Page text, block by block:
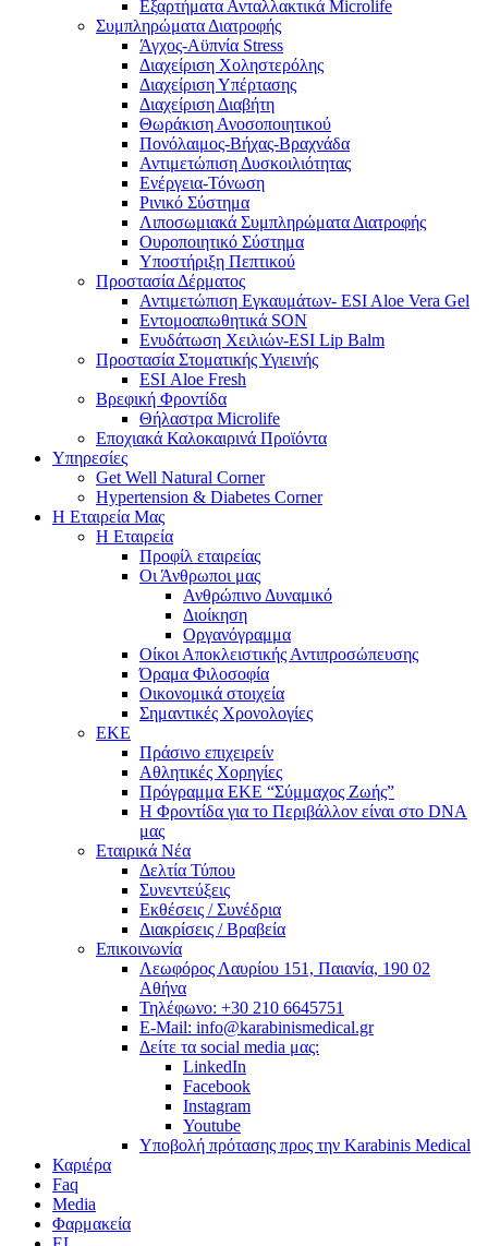
Εξαρτήματα Ανταλλακτικά Microlife
Συμπληρώματα Διατροφής
Άγχος-Αϋπνία Stress
Διαχείριση Χοληστερόλης
Διαχείριση Υπέρτασης
Διαχείριση Διαβήτη
Θωράκιση Ανοσοποιητικού
Πονόλαιμος-Βήχας-Βραχνάδα
Αντιμετώπιση Δυσκοιλιότητας
Eνέργεια-Τόνωση
Ρινικό Σύστημα
Λιποσωμιακά Συμπληρώματα Διατροφής
Ουροποιητικό Σύστημα
Υποστήριξη Πεπτικού
Προστασία Δέρματος
Αντιμετώπιση Εγκαυμάτων- ESI Aloe Vera Gel
Εντομοαπωθητικά SON
Ενυδάτωση Χειλιών-ESI Lip Balm
Προστασία Στοματικής Υγιεινής
ESI Αloe Fresh
Βρεφική Φροντίδα
Θήλαστρα Microlife
Εποχιακά Καλοκαιρινά Προϊόντα
Υπηρεσίες
Get Well Natural Corner
Hypertension & Diabetes Corner
Η Εταιρεία Μας
Η Εταιρεία
Προφίλ εταιρείας
Οι Άνθρωποι μας
Ανθρώπινο Δυναμικό
Διοίκηση
Οργανόγραμμα
Οίκοι Αποκλειστικής Αντιπροσώπευσης
Όραμα Φιλοσοφία
Οικονομικά στοιχεία
Σημαντικές Χρονολογίες
ΕΚΕ
Πράσινο επιχειρείν
Αθλητικές Χορηγίες
Πρόγραμμα ΕΚΕ “Σύμμαχος Ζωής”
Η Φροντίδα για το Περιβάλλον είναι στο DNA
μας
Εταιρικά Νέα
Δελτία Τύπου
Συνεντεύξεις
Εκθέσεις / Συνέδρια
Διακρίσεις / Βραβεία
Επικοινωνία
Λεωφόρος Λαυρίου 151, Παιανία, 190 02
Αθήνα
Τηλέφωνο: +30 210 6645751
E-Mail: info@karabinismedical.gr
Δείτε τα social media μας:
LinkedIn
Facebook
Instagram
Youtube
Υποβολή πρότασης προς την Karabinis Medical
Καριέρα
Faq
Media
Φαρμακεία